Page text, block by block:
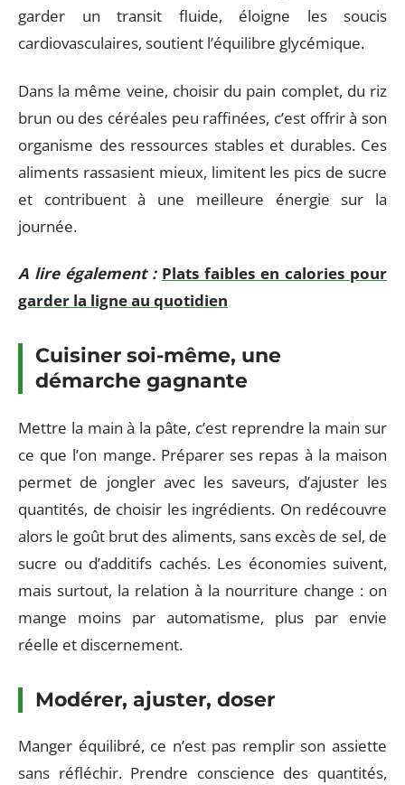
garder un transit fluide, éloigne les soucis
cardiovasculaires, soutient l’équilibre glycémique.
Dans la même veine, choisir du pain complet, du riz
brun ou des céréales peu raffinées, c’est offrir à son
organisme des ressources stables et durables. Ces
aliments rassasient mieux, limitent les pics de sucre
et contribuent à une meilleure énergie sur la
journée.
A lire également : Plats faibles en calories pour
garder la ligne au quotidien
Cuisiner soi-même, une
démarche gagnante
Mettre la main à la pâte, c’est reprendre la main sur
ce que l’on mange. Préparer ses repas à la maison
permet de jongler avec les saveurs, d’ajuster les
quantités, de choisir les ingrédients. On redécouvre
alors le goût brut des aliments, sans excès de sel, de
sucre ou d’additifs cachés. Les économies suivent,
mais surtout, la relation à la nourriture change : on
mange moins par automatisme, plus par envie
réelle et discernement.
Modérer, ajuster, doser
Manger équilibré, ce n’est pas remplir son assiette
sans réfléchir. Prendre conscience des quantités,